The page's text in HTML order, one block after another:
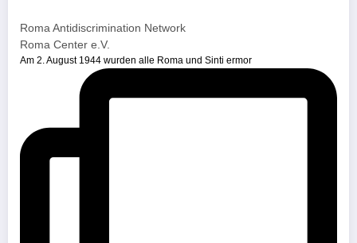
Roma Antidiscrimination Network
Roma Center e.V.
Am 2. August 1944 wurden alle Roma und Sinti ermor